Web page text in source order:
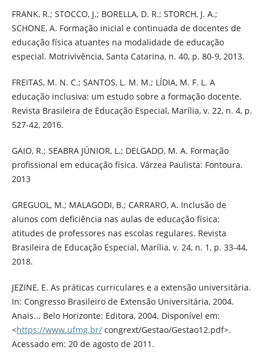
FRANK, R.; STOCCO, J.; BORELLA, D. R.; STORCH, J. A.;
SCHONE, A. Formação inicial e continuada de docentes de
educação física atuantes na modalidade de educação
especial. Motrivivência, Santa Catarina, n. 40, p. 80-9, 2013.
FREITAS, M. N. C.; SANTOS, L. M. M.; LÍDIA, M. F. L. A
educação inclusiva: um estudo sobre a formação docente.
Revista Brasileira de Educação Especial, Marília, v. 22, n. 4, p.
527-42, 2016.
GAIO, R.; SEABRA JÚNIOR, L.; DELGADO, M. A. Formação
profissional em educação física. Várzea Paulista: Fontoura.
2013
GREGUOL, M.; MALAGODI, B.; CARRARO, A. Inclusão de
alunos com deficiência nas aulas de educação física:
atitudes de professores nas escolas regulares. Revista
Brasileira de Educação Especial, Marília, v. 24, n. 1, p. 33-44,
2018.
JEZINE, E. As práticas curriculares e a extensão universitária.
In: Congresso Brasileiro de Extensão Universitária, 2004.
Anais... Belo Horizonte: Editora, 2004. Disponível em:
<https://www.ufmg.br/congrext/Gestao/Gestao12.pdf>.
Acessado em: 20 de agosto de 2011.